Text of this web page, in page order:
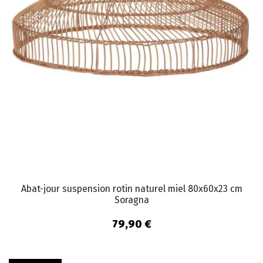
Abat-jour suspension rotin naturel miel 80x60x23 cm
Soragna
79,90 €